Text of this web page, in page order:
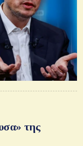
της